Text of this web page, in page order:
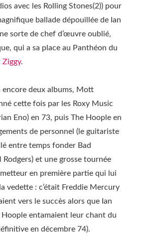
avec les Rolling Stones(2)) pour
ballade dépouillée de Ian
sorte de chef d’œuvre oublié,
qui a sa place au Panthéon du
Ziggy.
encore deux albums, Mott
cette fois par les Roxy Music
Eno) en 73, puis The Hoople en
de personnel (le guitariste
entre temps fonder Bad
Rodgers) et une grosse tournée
en première partie qui lui
vedette : c’était Freddie Mercury
vers le succès alors que Ian
entamaient leur chant du
en décembre 74).